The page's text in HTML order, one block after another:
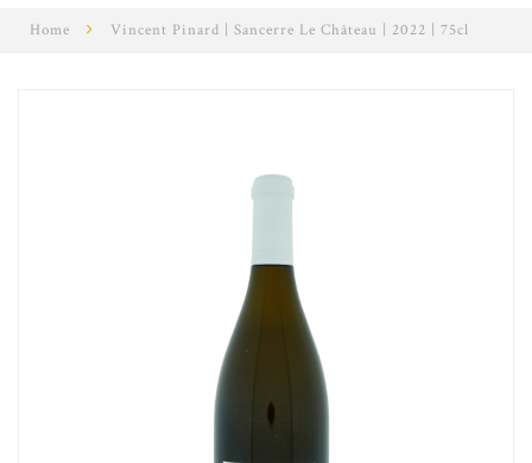
Home Vincent Pinard | Sancerre Le Château | 2022 | 75cl